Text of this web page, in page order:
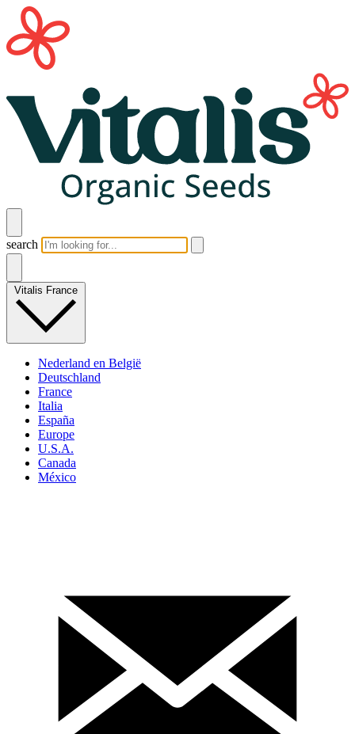
search
Vitalis France
Nederland en België
Deutschland
France
Italia
España
Europe
U.S.A.
Canada
México